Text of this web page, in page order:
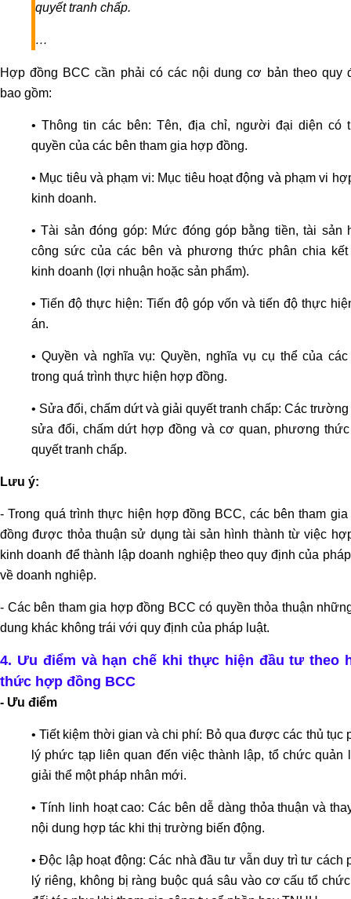
quyết
tranh
động
pháp
động
nhân
đình
hôn
vấn
thuận
tình
ly
hôn
Tư
vấn
hôn
có
nước
ngoài
giành
quyền
quyết tranh chấp.
…
Hợp đồng BCC cần phải có các nội dung cơ bản theo quy
bao gồm:
• Thông tin các bên: Tên, địa chỉ, người đại diện có
quyền của các bên tham gia hợp đồng.
• Mục tiêu và phạm vi: Mục tiêu hoạt động và phạm vi
kinh doanh.
• Tài sản đóng góp: Mức đóng góp bằng tiền, tài sản
công sức của các bên và phương thức phân chia kết
kinh doanh (lợi nhuận hoặc sản phẩm).
• Tiến độ thực hiện: Tiến độ góp vốn và tiến độ thực
án.
• Quyền và nghĩa vụ: Quyền, nghĩa vụ cụ thể của
trong quá trình thực hiện hợp đồng.
• Sửa đổi, chấm dứt và giải quyết tranh chấp: Các
sửa đổi, chấm dứt hợp đồng và cơ quan, phương
quyết tranh chấp.
Lưu ý:
- Trong quá trình thực hiện hợp đồng BCC, các bên tham
đồng được thỏa thuận sử dụng tài sản hình thành từ việc
kinh doanh để thành lập doanh nghiệp theo quy định của
về doanh nghiệp.
- Các bên tham gia hợp đồng BCC có quyền thỏa thuận
dung khác không trái với quy định của pháp luật.
4. Ưu điểm và hạn chế khi thực hiện đầu tư theo
thức hợp đồng BCC
- Ưu điểm
• Tiết kiệm thời gian và chi phí: Bỏ qua được các thủ tục
lý phức tạp liên quan đến việc thành lập, tổ chức quản
giải thể một pháp nhân mới.
• Tính linh hoạt cao: Các bên dễ dàng thỏa thuận và
nội dung hợp tác khi thị trường biến động.
• Độc lập hoạt động: Các nhà đầu tư vẫn duy trì tư cách
lý riêng, không bị ràng buộc quá sâu vào cơ cấu tổ